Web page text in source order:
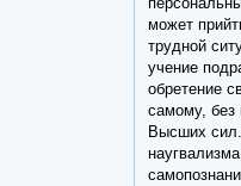
может
трудной
учение
обретение
самому, без
Высших